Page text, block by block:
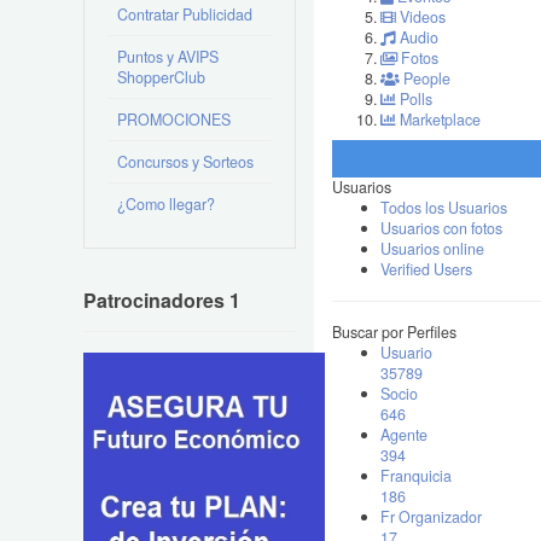
Videos
Audio
Fotos
People
Polls
Marketplace
Usuarios
Todos los Usuarios
Usuarios con fotos
Usuarios online
Verified Users
Buscar por Perfiles
Usuario
35789
Socio
646
Agente
394
Franquicia
186
Fr Organizador
Contratar Publicidad
Puntos y AVIPS
ShopperClub
PROMOCIONES
Concursos y Sorteos
¿Como llegar?
Patrocinadores 1